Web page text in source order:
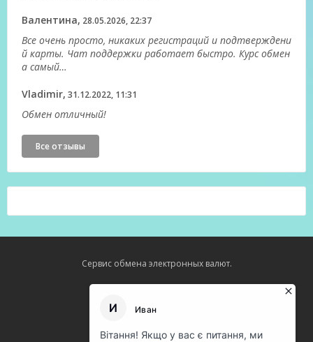
Валентина, 28.05.2026, 22:37
Все очень просто, никаких регистраций и подтверждени
й карты. Чат поддержки работает быстро. Курс обмен
а самый…
Vladimir, 31.12.2022, 11:31
Обмен отличный!
Все отзывы
Сервис обмена электронных валют.